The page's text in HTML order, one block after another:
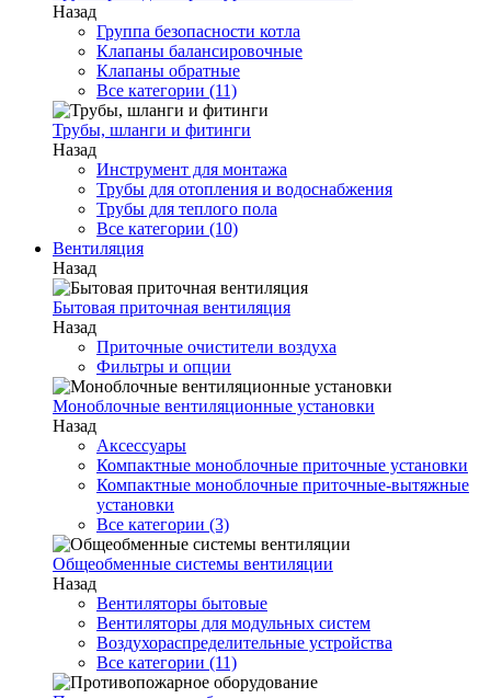
Назад
Группа безопасности котла
Клапаны балансировочные
Клапаны обратные
Все категории (11)
Трубы, шланги и фитинги
Назад
Инструмент для монтажа
Трубы для отопления и водоснабжения
Трубы для теплого пола
Все категории (10)
Вентиляция
Назад
Бытовая приточная вентиляция
Назад
Приточные очистители воздуха
Фильтры и опции
Моноблочные вентиляционные установки
Назад
Аксессуары
Компактные моноблочные приточные установки
Компактные моноблочные приточные-вытяжные
установки
Все категории (3)
Общеобменные системы вентиляции
Назад
Вентиляторы бытовые
Вентиляторы для модульных систем
Воздухораспределительные устройства
Все категории (11)